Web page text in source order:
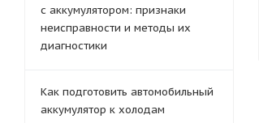
с аккумулятором: признаки
неисправности и методы их
диагностики
Как подготовить автомобильный
аккумулятор к холодам